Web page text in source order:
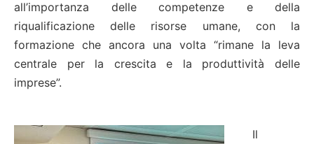
all’importanza delle competenze e della
riqualificazione delle risorse umane, con la
formazione che ancora una volta “rimane la leva
centrale per la crescita e la produttività delle
imprese”.
Il